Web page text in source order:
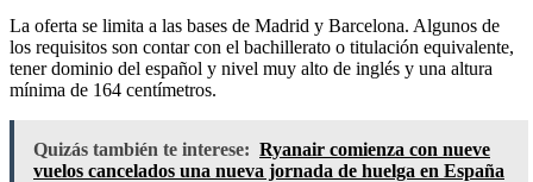
La oferta se limita a las bases de Madrid y Barcelona. Algunos de
los requisitos son contar con el bachillerato o titulación equivalente,
tener dominio del español y nivel muy alto de inglés y una altura
mínima de 164 centímetros.
Quizás también te interese: Ryanair comienza con nueve
vuelos cancelados una nueva jornada de huelga en España